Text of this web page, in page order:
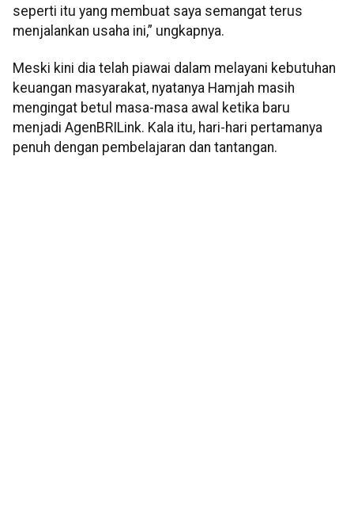
seperti itu yang membuat saya semangat terus
menjalankan usaha ini,” ungkapnya.
Meski kini dia telah piawai dalam melayani kebutuhan
keuangan masyarakat, nyatanya Hamjah masih
mengingat betul masa-masa awal ketika baru
menjadi AgenBRILink. Kala itu, hari-hari pertamanya
penuh dengan pembelajaran dan tantangan.